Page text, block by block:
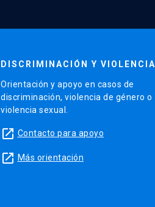
DISCRIMINACIÓN Y VIOLENCIA
Orientación y apoyo en casos de
discriminación, violencia de género o
violencia sexual.
launch Contacto para apoyo
launch Más orientación